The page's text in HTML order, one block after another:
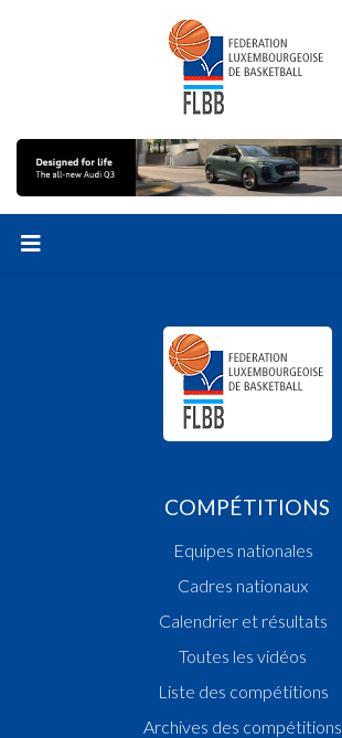
COMPÉTITIONS
Equipes nationales
Cadres nationaux
Calendrier et résultats
Toutes les vidéos
Liste des compétitions
Archives des compétitions